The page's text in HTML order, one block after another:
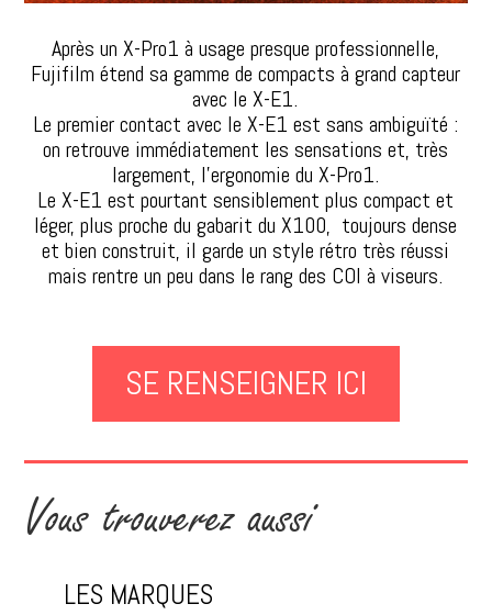
Après un X-Pro1 à usage presque professionnelle,
Fujifilm étend sa gamme de compacts à grand capteur
avec le X-E1.
Le premier contact avec le X-E1 est sans ambiguïté :
on retrouve immédiatement les sensations et, très
largement, l’ergonomie du X-Pro1.
Le X-E1 est pourtant sensiblement plus compact et
léger, plus proche du gabarit du X100, toujours dense
et bien construit, il garde un style rétro très réussi
mais rentre un peu dans le rang des COI à viseurs.
SE RENSEIGNER ICI
Vous trouverez aussi
LES MARQUES